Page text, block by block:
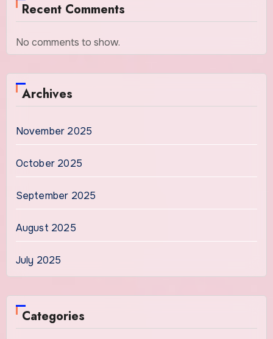
Recent Comments
No comments to show.
Archives
November 2025
October 2025
September 2025
August 2025
July 2025
Categories